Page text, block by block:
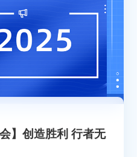
】创造胜利 行者无